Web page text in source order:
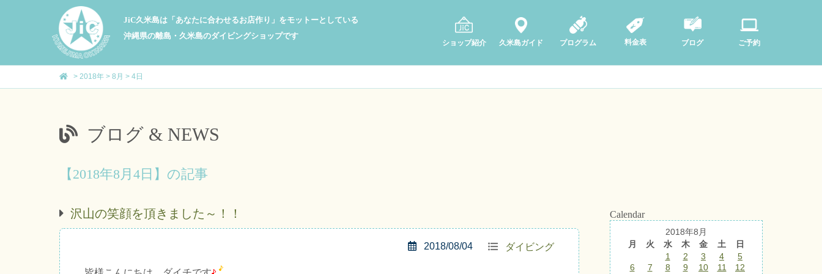
JiC久米島は「あなたに合わせるお店作り」をモットーとしている
沖縄県の離島・久米島のダイビングショップです
ショップ紹介 久米島ガイド プログラム 料金表 ブログ ご予約
> 2018年 > 8月 > 4日
ブログ & NEWS
【2018年8月4日】の記事
沢山の笑顔を頂きました～！！
ダイビング
2018/08/04
Calendar
2018年8月
月
火 水 木 金 土
日
1
2 3 4
5
6
7 8 9 10 11
12